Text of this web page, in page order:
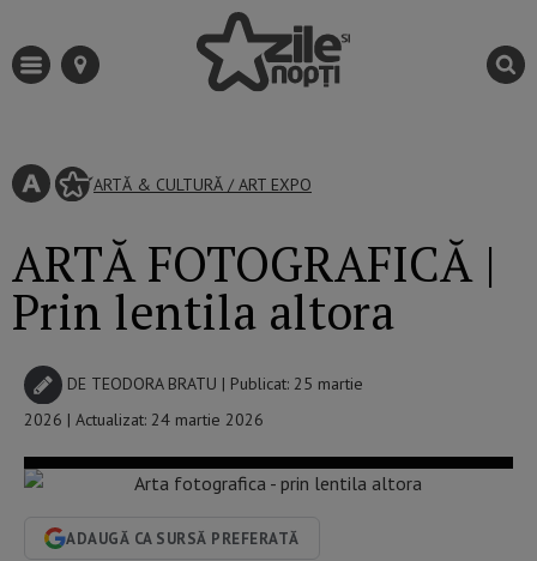
ARTĂ & CULTURĂ / ART EXPO
ARTĂ FOTOGRAFICĂ |
Prin lentila altora
DE TEODORA BRATU | Publicat: 25 martie
2026 | Actualizat: 24 martie 2026
ADAUGĂ CA SURSĂ PREFERATĂ